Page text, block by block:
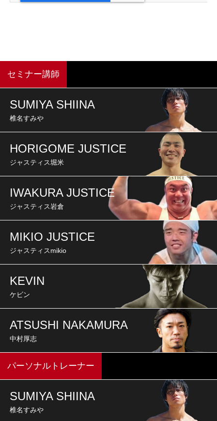
セミナー講師
SUMIYA SHIINA
椎名すみや
HORIGOME JUSTICE
ジャスティス堀米
IWAKURA JUSTICE
ジャスティス岩倉
MIKIO JUSTICE
ジャスティスmikio
KEVIN
ケビン
ATSUSHI NAKAMURA
中村厚志
パーソナルトレーナー
SUMIYA SHIINA
椎名すみや